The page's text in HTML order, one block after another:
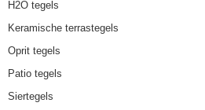
H2O tegels
Keramische terrastegels
Oprit tegels
Patio tegels
Siertegels